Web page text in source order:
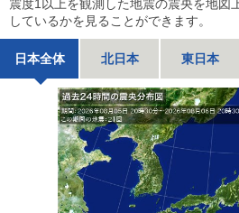
震度1以上を観測した地震の震央を地図
しているかを見ることができます。
日本全体 北日本 東日本